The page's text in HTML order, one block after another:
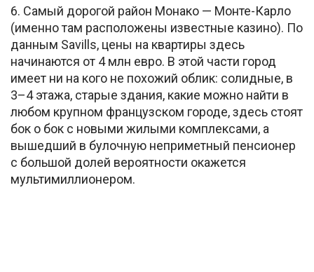
6. Самый дорогой район Монако — Монте-Карло
(именно там расположены известные казино). По
данным Savills, цены на квартиры здесь
начинаются от 4 млн евро. В этой части город
имеет ни на кого не похожий облик: солидные, в
3–4 этажа, старые здания, какие можно найти в
любом крупном французском городе, здесь стоят
бок о бок с новыми жилыми комплексами, а
вышедший в булочную неприметный пенсионер
с большой долей вероятности окажется
мультимиллионером.